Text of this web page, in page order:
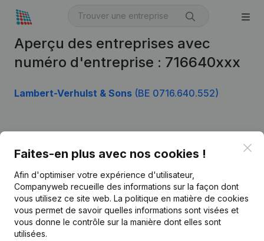
Aperçu des entreprises avec
numéro d'entreprise : 716640xxx
Lambert-Verhulst & Sons (BE 0716.640.552)
Faites-en plus avec nos cookies !
Afin d'optimiser votre expérience d'utilisateur,
Companyweb recueille des informations sur la façon dont
vous utilisez ce site web. La politique en matière de cookies
vous permet de savoir quelles informations sont visées et
vous donne le contrôle sur la manière dont elles sont
utilisées.
Français
Kantorenpark Everest
Leuvensesteenweg
Informations d’entreprise
Monitoring
Recherche internationale
Prospection